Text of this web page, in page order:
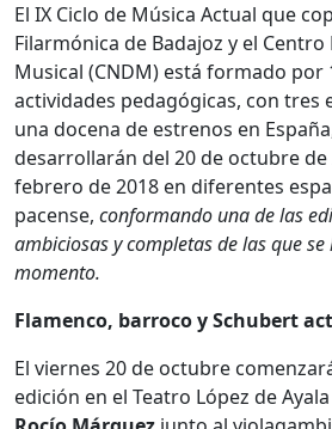
El IX Ciclo de Música Actual que
Filarmónica de Badajoz y el
Musical (CNDM) está formado por
actividades pedagógicas, con tres
una docena de estrenos en
desarrollarán del 20 de octubre de
febrero de 2018 en diferentes
pacense, conformando una de las
ambiciosas y completas de las que
momento.
Flamenco, barroco y Schubert
El viernes 20 de octubre
edición en el Teatro López de